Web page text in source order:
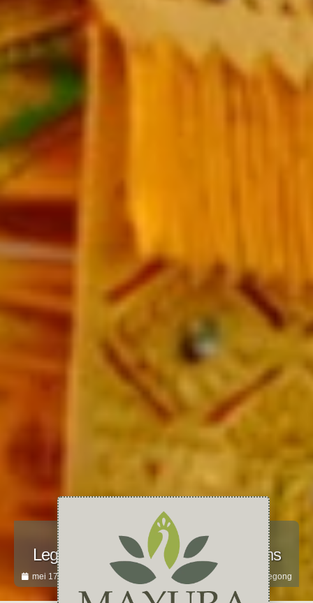
Reizen
Legong; een klassieke Balinese dans
mei 17, 2024 geen reacties Bali Legong